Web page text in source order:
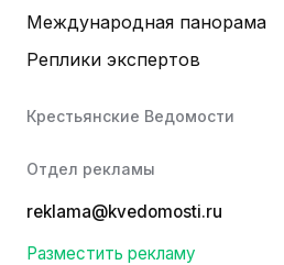
Международная панорама
Реплики экспертов
Крестьянские Ведомости
Отдел рекламы
reklama@kvedomosti.ru
Разместить рекламу